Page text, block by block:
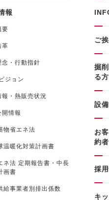
報
要
革
念・行動指針
ジョン
報・熱販売状況
開情報
物省エネ法
温暖化対策計画書
ネ法 定期報告書・中長
画書
給事業者別排出係数
ご
掘
る
設
お
約
採
キ